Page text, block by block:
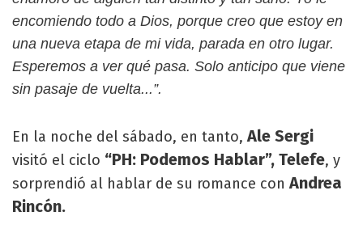
encomiendo todo a Dios, porque creo que estoy en
una nueva etapa de mi vida, parada en otro lugar.
Esperemos a ver qué pasa. Solo anticipo que viene
sin pasaje de vuelta...”.
En la noche del sábado, en tanto,Ale Sergi
visitó el ciclo “PH: Podemos Hablar”, Telefe, y
sorprendió al hablar de su romance con Andrea
Rincón.